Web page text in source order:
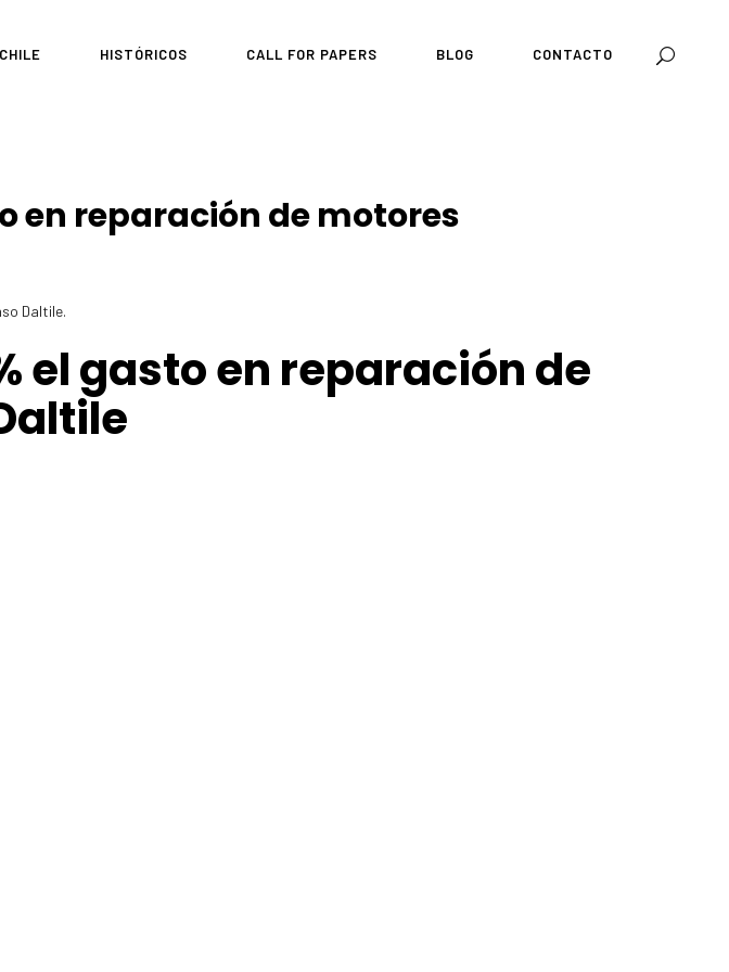
CHILE HISTÓRICOS CALL FOR PAPERS BLOG CONTACTO
en reparación de motores
Daltile.
el gasto en reparación de